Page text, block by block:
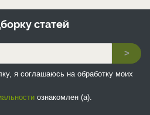
статей
>
я соглашаюсь на обработку моих
ознакомлен (а).